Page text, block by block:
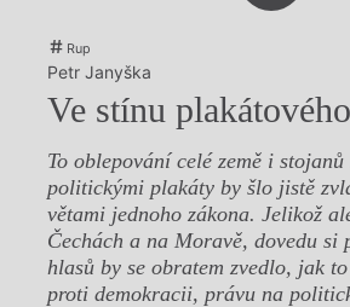
Výroční ceny
Rup
Petr Janyška
Ve stínu
To oblepování celé země i
politickými plakáty by šlo jistě
větami jednoho zákona. Jelikož
Čechách a na Moravě, dovedu si
hlasů by se obratem zvedlo, jak
proti demokracii, právu na